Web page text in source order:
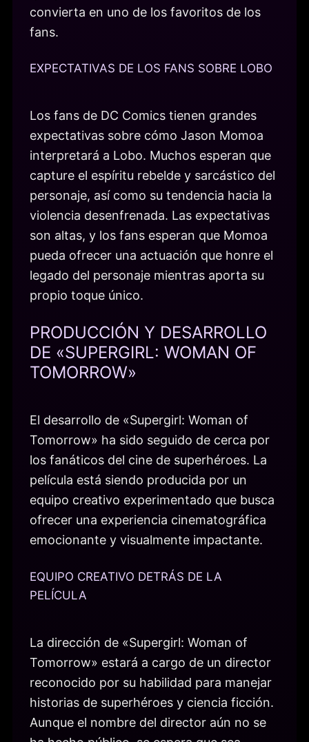
convierta en uno de los favoritos de los
fans.
EXPECTATIVAS DE LOS FANS SOBRE LOBO
Los fans de DC Comics tienen grandes
expectativas sobre cómo Jason Momoa
interpretará a Lobo. Muchos esperan que
capture el espíritu rebelde y sarcástico del
personaje, así como su tendencia hacia la
violencia desenfrenada. Las expectativas
son altas, y los fans esperan que Momoa
pueda ofrecer una actuación que honre el
legado del personaje mientras aporta su
propio toque único.
PRODUCCIÓN Y DESARROLLO
DE «SUPERGIRL: WOMAN OF
TOMORROW»
El desarrollo de «Supergirl: Woman of
Tomorrow» ha sido seguido de cerca por
los fanáticos del cine de superhéroes. La
película está siendo producida por un
equipo creativo experimentado que busca
ofrecer una experiencia cinematográfica
emocionante y visualmente impactante.
EQUIPO CREATIVO DETRÁS DE LA
PELÍCULA
La dirección de «Supergirl: Woman of
Tomorrow» estará a cargo de un director
reconocido por su habilidad para manejar
historias de superhéroes y ciencia ficción.
Aunque el nombre del director aún no se